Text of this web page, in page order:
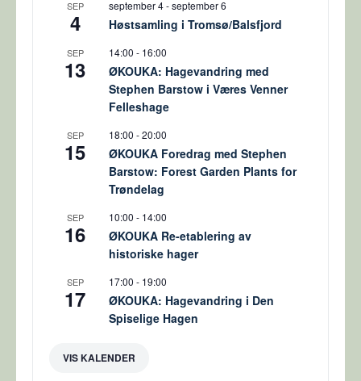
SEP
4
september 4-september 6
Høstsamling i Tromsø/Balsfjord
SEP
13
14:00 - 16:00
ØKOUKA: Hagevandring med
Stephen Barstow i Væres Venner
Felleshage
SEP
15
18:00 -20:00
ØKOUKA Foredrag med Stephen
Barstow: Forest Garden Plants for
Trøndelag
SEP
16
10:00 - 14:00
ØKOUKA Re-etablering av
historiske hager
SEP
17
17:00 - 19:00
ØKOUKA: Hagevandring i Den
Spiselige Hagen
VIS KALENDER